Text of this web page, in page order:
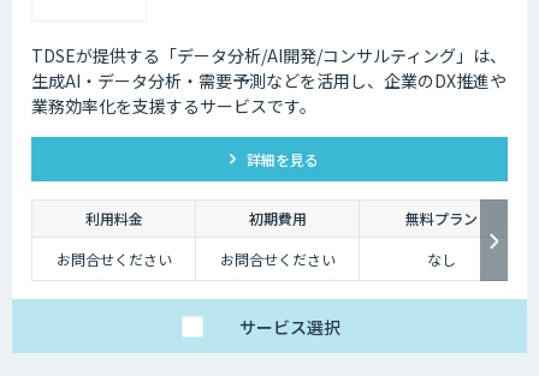
TDSEが提供する「データ分析/AI開発/コンサルティング」は、
生成AI・データ分析・需要予測などを活用し、企業のDX推進や
業務効率化を支援するサービスです。
詳細を見る
利用料金 初期費用
無料プラン
お問合せください
お問合せください なし
サービス選択